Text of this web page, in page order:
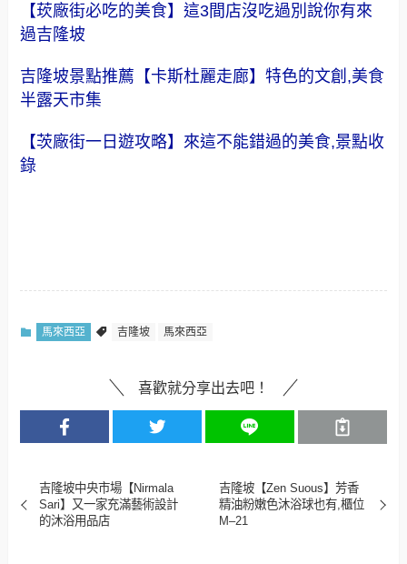
【莰廠街必吃的美食】這3間店沒吃過別說你有來
過吉隆坡
吉隆坡景點推薦【卡斯杜麗走廊】特色的文創,美食
半露天市集
【茨廠街一日遊攻略】來這不能錯過的美食,景點收
錄
馬來西亞 吉隆坡 馬來西亞
喜歡就分享出去吧！
吉隆坡中央市場【Nirmala
Sari】又一家充滿藝術設計
的沐浴用品店
吉隆坡【Zen Suous】芳香
精油粉嫩色沐浴球也有,櫃位
M–21